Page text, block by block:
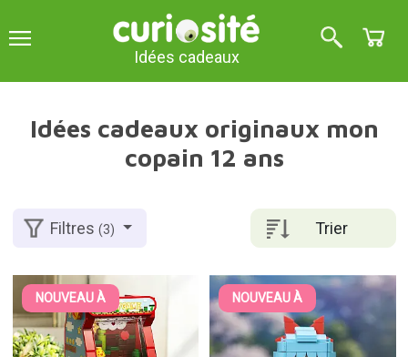
Idées cadeaux
Idées cadeaux originaux mon
copain 12 ans
Trier
Filtres(3)
NOUVEAU À NOUVEAU À